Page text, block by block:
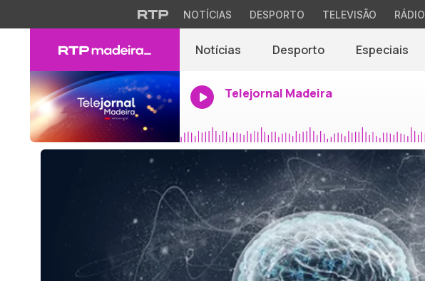
NOTÍCIAS DESPORTO TELEVISÃO RÁDIO
Notícias Desporto Especiais
Telejornal Madeira